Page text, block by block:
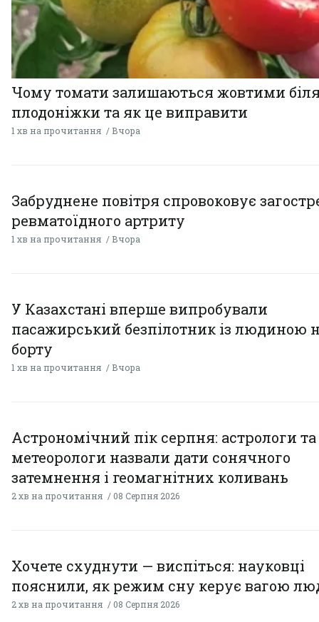
Чому томати залишаються жовтими
плодоніжки та як це виправити
1 хв на прочитання Вчора
Забруднене повітря спровоковує
ревматоїдного артриту
1 хв на прочитання Вчора
У Казахстані вперше випробували
пасажирський безпілотник із людиною
борту
1 хв на прочитання Вчора
Астрономічний пік серпня: астрологи та
метеорологи назвали дати сонячного
затемнення і геомагнітних коливань
2 хв на прочитання 08 Серпня 2026
Хочете схуднути — виспіться: науковці
пояснили, як режим сну керує вагою
2 хв на прочитання 08 Серпня 2026